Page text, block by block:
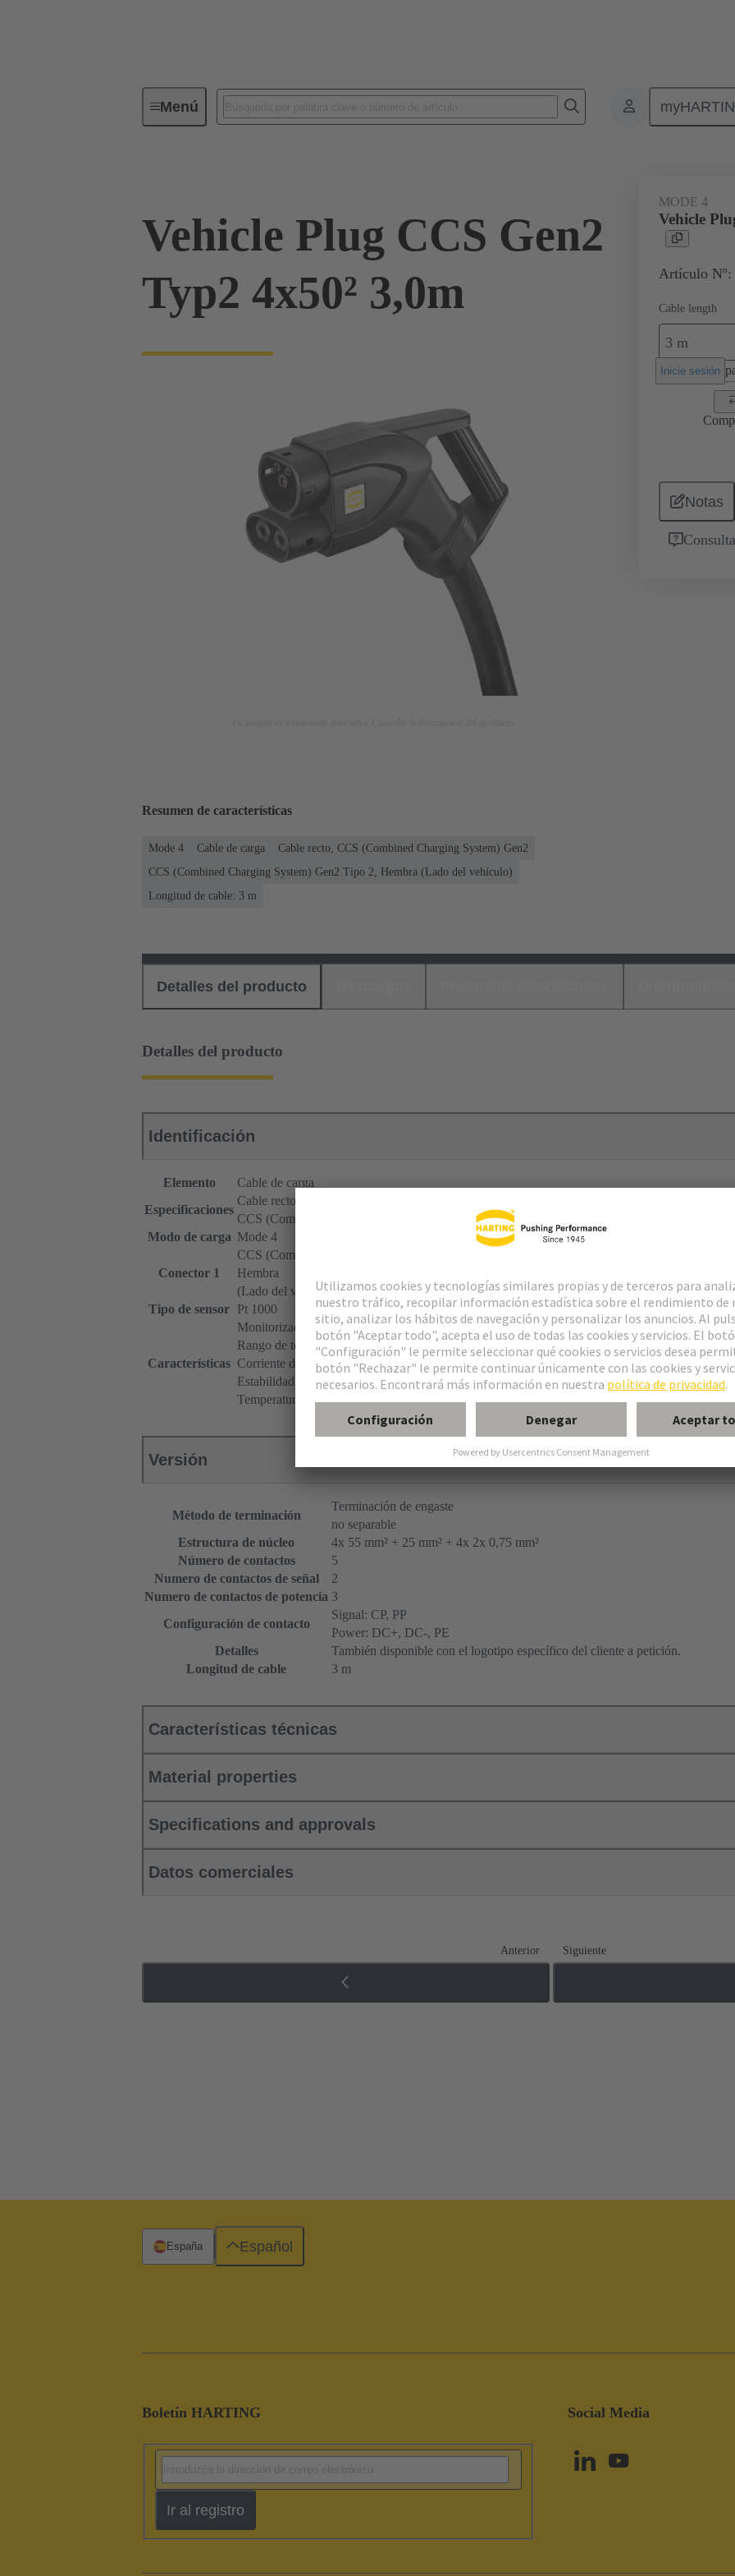
MenúEquipo de carga para electromovilidad 08 96 308 1801 A0
Vehicle Plug CCS Gen2
Typ2 4x50² 3,0m
MODE 4
Vehicle
Artículo Nº:
Cable length
3 m
Inicie sesión
Notas
Resumen de características
Mode 4 Cable de carga
Cable recto, CCS (Combined Charging System) Gen2
CCS (Combined Charging System) Gen2 Tipo 2, Hembra (Lado del vehículo)
Longitud de cable: 3 m
Detalles del producto
Detalles del producto
Identificación
Elemento
Cable de carga
Especificaciones
Cable recto
CCS (Combined Charging System) Gen2
Modo de carga Mode 4
Conector 1
CCS (Combined Charging System) Gen2 Tipo 2
Hembra
(Lado del vehículo)
Tipo de sensor Pt 1000
Características
Monitorización de temperatura con 2x Pt 1000
Rango de temperatura: -40 °C … 180 °C (coeficiente de temperatura de acuerdo con DIN EN
Corriente de medición recomendada: 0,1 - 0,3 mA (tolerancia de acuerdo con DIN EN 60751)
Estabilidad a largo plazo (deriva R0 máx.): dentro del rango de temperatura no se espera deriva
Temperatura de desconexión: 90 °C, equivalente a un valor Pt 1000 de 1347,07 Ω
Versión
Método de terminación
Terminación de engaste
no separable
Estructura de núcleo
4x 55 mm² + 25 mm² + 4x 2x 0,75 mm²
Número de contactos
5
Numero de contactos de señal
2
Numero de contactos de potencia 3
Configuración de contacto
Signal: CP, PP
Power: DC+, DC-, PE
Detalles
También disponible con el logotipo específico del cliente a petición.
Longitud de cable
3 m
Características técnicas
Material properties
Specifications and approvals
Datos comerciales
Anterior Siguiente
Boletín HARTING
Ir al registro
Social Media
España Español